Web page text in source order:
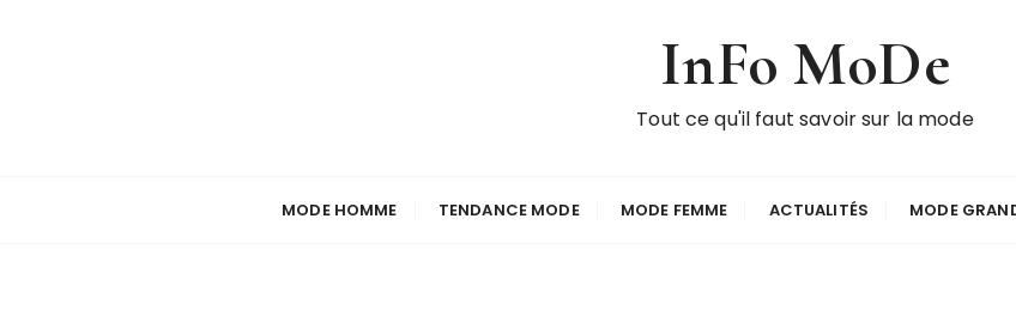
InFo MoDe
Tout ce qu'il faut savoir sur la mode
MODE HOMME TENDANCE MODE MODE FEMME ACTUALITÉS MODE